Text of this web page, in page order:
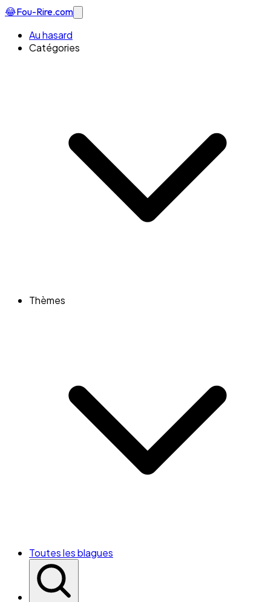
😂Fou-Rire.com
Au hasard
Catégories
Thèmes
Toutes les blagues